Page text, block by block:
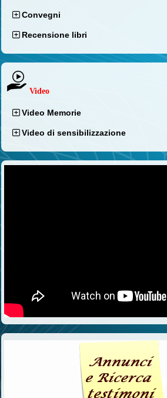
Convegni
Recensione libri
Video
Video Memorie
Video di sensibilizzazione